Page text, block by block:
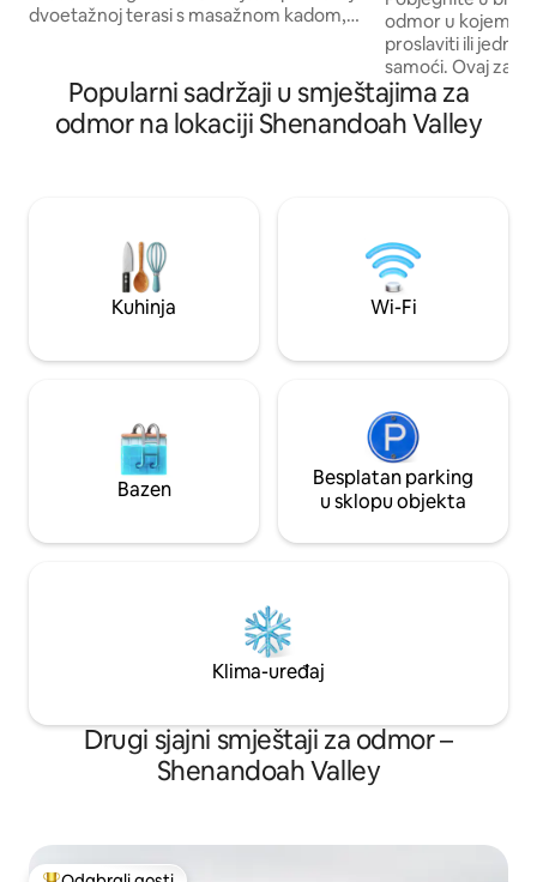
dvoetažnoj terasi s masažnom kadom,
Unutra je kupaonica inspirirana spa
centrom s grijanim podovima i stalkom
za ručnike te umirujućom tuš-kabinom s
unutarnjeg drvenog kamina ili vanjskog
ognjišta (na raspolaganju su drva za
predivnim
odmor u kojem
proslaviti ili
samoći. Ovaj
prekrasan pogled
privatnu
saunu u bačvi.
električna vozila.
ognjišta uživajući
zvjezdanom
Luray, Lake
Popularni sadržaji u smještajima za
odmor na lokaciji Shenandoah Valley
Kuhinja Wi-Fi
Bazen
Besplatan parking
u sklopu objekta
Klima-uređaj
Drugi sjajni smještaji za odmor –
Shenandoah Valley